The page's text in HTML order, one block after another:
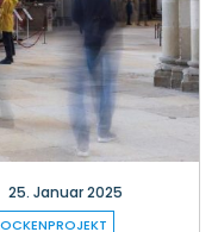
25. Januar 2025
GLOCKENKUNST